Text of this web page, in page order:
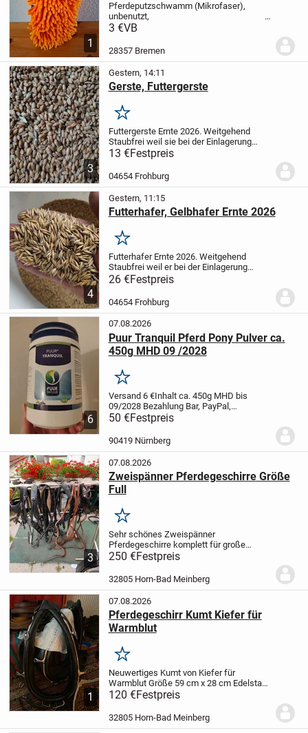
1
Pferdeputzschwamm (Mikrofaser),
unbenutzt,
3,00 Euro VB.
3 €VB
28357 Bremen
3
Gestern, 14:11
Gerste, Futtergerste
Merken
Futtergerste Ernte 2026. Weitgehend
Staubfrei weil sie bei der Einlagerung
gereinigt wurde.
in 50 kg Säcke.
Bag möglich, dann auch besserer...
13 €Festpreis
04654 Frohburg
4
Gestern, 11:15
Futterhafer, Gelbhafer Ernte 2026
Merken
Futterhafer Ernte 2026. Weitgehend
Staubfrei weil er bei der Einlagerung
gereinigt wurde.
in 3 x 34 kg Säcke Größere Mengen im
Big Bag möglich, dann auch besserer...
26 €Festpreis
04654 Frohburg
6
07.08.2026
Puur Tranquil Pferd Pony Pulver ca.
450g MHD 09 /2028
Merken
Versand 6 €Inhalt ca. 450gMHD bis
09/2028Bezahlung Bar, PayPal,
ÜberweisungAbholung in 90419 Nürnberg
St. Johannis Palmplatz
chill tranquility tranquil beruhigend
Beruhigung...
50 €Festpreis
90419 Nürnberg
3
07.08.2026
Zweispänner Pferdegeschirre Größe
Full
Merken
Sehr schönes Zweispänner
Pferdegeschirre komplett für große
Pferde aus schwarzem Leder
vollausstattung mit kopfstücken Leine
stränge
250 €Festpreis
32805 Horn-Bad Meinberg
1
07.08.2026
Pferdegeschirr Kumt Kiefer für
Warmblut
Merken
Neuwertiges Kumt von Kiefer für
Warmblut Größe 59 cm x 28 cm Edelstahl
rahmen. Es handelt sich um ein
englisches prunkkumte in top Zustand ein
zweites etwas kleiner ist auch vorhanden
120 €Festpreis
32805 Horn-Bad Meinberg